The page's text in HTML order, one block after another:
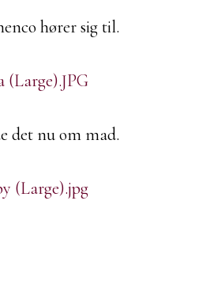
hører sig til.
det nu om mad.